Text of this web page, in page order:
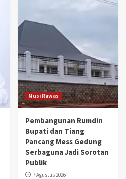
Musi Rawas
Pembangunan Rumdin
Bupati dan Tiang
Pancang Mess Gedung
Serbaguna Jadi Sorotan
Publik
7 Agustus 2026